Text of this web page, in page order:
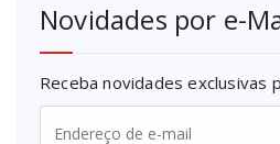
Novidades por e-
Receba novidades exclusivas